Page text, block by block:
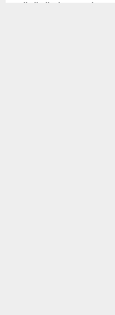
gücünü, ticaret